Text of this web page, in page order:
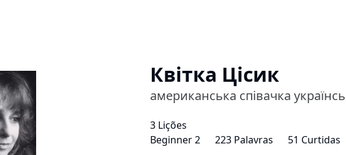
Квітка Цісик
американська співачка
3 Lições
Beginner 2
223 Palavras 51 Curtidas